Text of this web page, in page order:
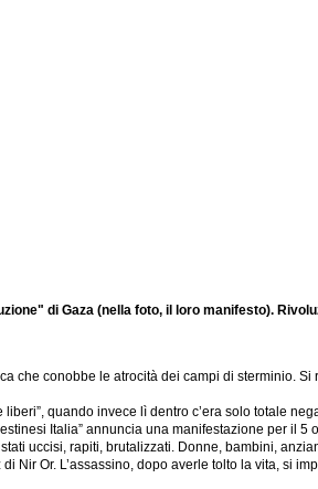
di Gaza (nella foto, il loro manifesto).
che conobbe le atrocità dei campi di sterminio.
quando invece lì dentro c’era solo totale
Italia” annuncia una manifestazione per il
uccisi, rapiti, brutalizzati. Donne, bambini,
Or. L’assassino, dopo averle tolto la vita, si